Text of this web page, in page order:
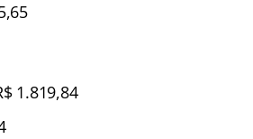
1.819,84